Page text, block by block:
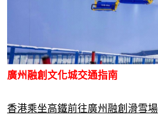
廣州融創文化城交通指南
香港乘坐高鐵前往廣州融創滑雪場